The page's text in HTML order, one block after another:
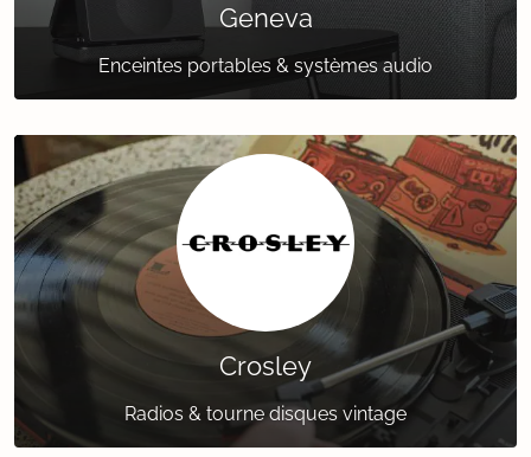
Geneva
Enceintes portables & systèmes audio
Crosley
Radios & tourne disques vintage